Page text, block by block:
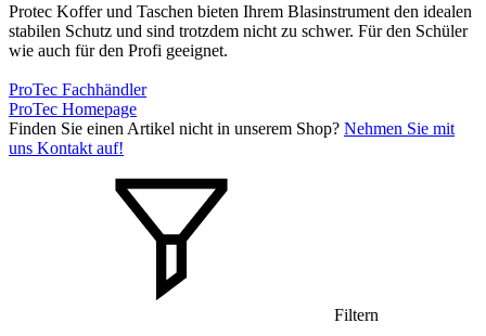
Protec Koffer und Taschen bieten Ihrem Blasinstrument den idealen
stabilen Schutz und sind trotzdem nicht zu schwer. Für den Schüler
wie auch für den Profi geeignet.
ProTec Fachhändler
ProTec Homepage
Finden Sie einen Artikel nicht in unserem Shop? Nehmen Sie mit
uns Kontakt auf!
Filtern